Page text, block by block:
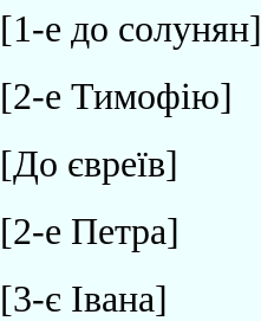
[1-е до солунян]
[2-е Тимофію]
[До євреїв]
[2-е Петра]
[3-є Івана]